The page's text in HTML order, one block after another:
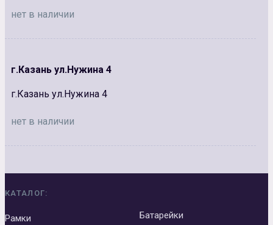
нет в наличии
г.Казань ул.Нужина 4
г.Казань ул.Нужина 4
нет в наличии
КАТАЛОГ:
Рамки
Батарейки